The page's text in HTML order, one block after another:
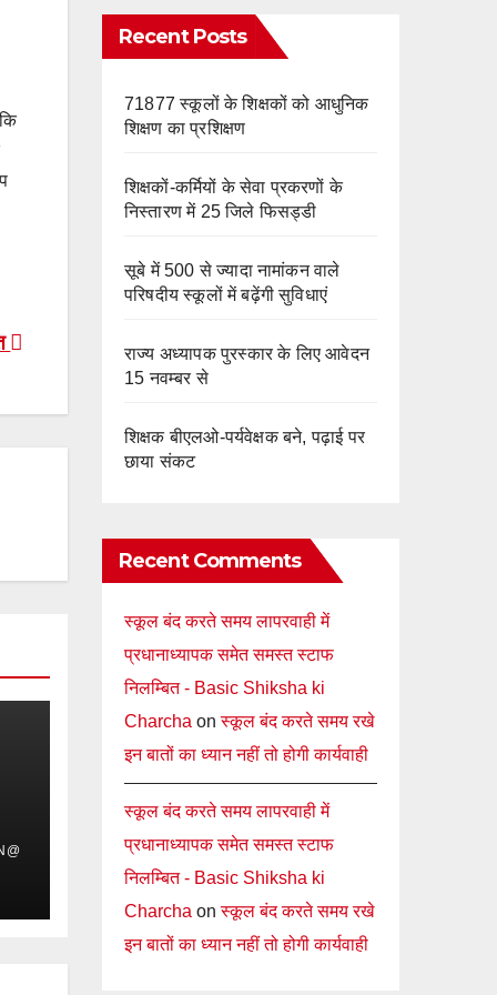
Recent Posts
71877 स्कूलों के शिक्षकों को आधुनिक
शिक्षण का प्रशिक्षण
शिक्षकों-कर्मियों के सेवा प्रकरणों के
निस्तारण में 25 जिले फिसड्डी
सूबे में 500 से ज्यादा नामांकन वाले
परिषदीय स्कूलों में बढ़ेंगी सुविधाएं
राज्य अध्यापक पुरस्कार के लिए आवेदन
15 नवम्बर से
शिक्षक बीएलओ-पर्यवेक्षक बने, पढ़ाई पर
छाया संकट
Recent Comments
स्कूल बंद करते समय लापरवाही में
प्रधानाध्यापक समेत समस्त स्टाफ
निलम्बित - Basic Shiksha ki
Charcha onस्कूल बंद करते समय रखे
इन बातों का ध्यान नहीं तो होगी कार्यवाही
स्कूल बंद करते समय लापरवाही में
प्रधानाध्यापक समेत समस्त स्टाफ
निलम्बित - Basic Shiksha ki
Charcha onस्कूल बंद करते समय रखे
इन बातों का ध्यान नहीं तो होगी कार्यवाही